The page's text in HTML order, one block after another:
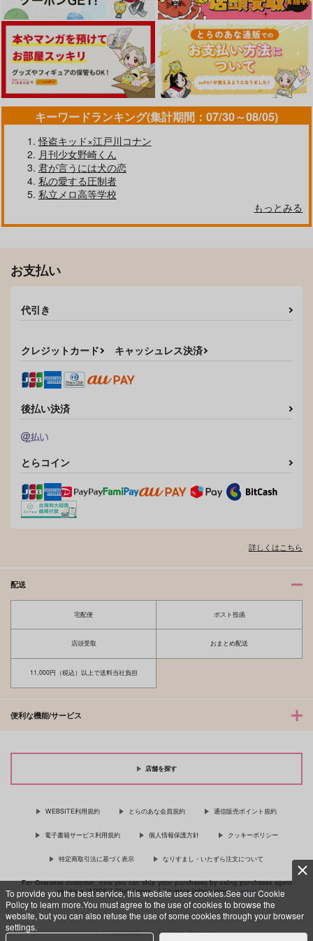
To provide you the best service, this website uses cookies.See our Cookie
Policy to learn more.You must agree to the use of cookies to browse the
website, but you can also refuse the use of some cookies through your browser
settings.
（税込）
へし切長谷部×燭台切光忠
サンプル
作品詳細
（税込）
燭台切光忠×へし切長谷部
サンプル
作品詳細
燭台切光忠×へし切長谷部
サンプル
作品詳細
３ permissive versio
n惣菜パック
1,257
燭台切光忠×へし切長谷部
カート カート カート
僕の愛しい悪役令息長
happy mania
刀剣乱舞
キーワードランキング(集計期間：07/30～08/05)
怪盗キッド×江戸川コナン
月刊少女野崎くん
君が言うには犬の恋
私の愛する圧制者
私立メロ高等学校
もっとみる
お支払い
代引き
クレジットカード キャッシュレス決済
後払い決済
とらコイン
詳しくはこちら
配送
宅配便 ポスト投函
店頭受取 おまとめ配送
11,000円（税込）以上で送料当社負担
便利な機能/サービス
店舗を探す
WEBSITE利用規約 とらのあな会員規約 通信販売ポイント規約
電子書籍サービス利用規約 個人情報保護方針 クッキーポリシー
特定商取引法に基づく表示 なりすまし・いたずら注文について
For Overseas customer, now you can ship your purchases by using purchases agent
services “AOCS”! Click {more…} for more information …more
c TORANOANA Inc, All Rights Reserved.